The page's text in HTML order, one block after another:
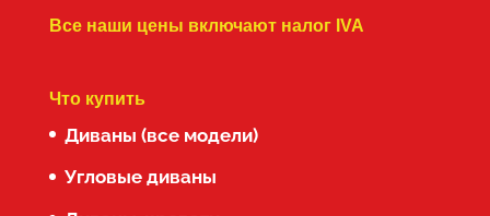
Все наши цены включают налог IVA
Что купить
Диваны (все модели)
Угловые диваны